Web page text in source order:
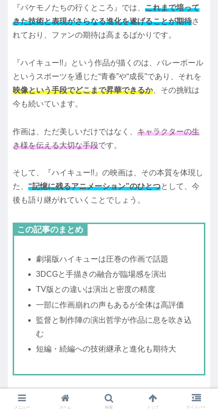
『バケモノたちの行くところ』では、 これまで培って
きた技術と表現がさらなる進化を遂げることが期待さ
れており、ファンの期待は高まるばかりです。
『ハイキュー!!』という作品が描くのは、バレーボール
というスポーツを通じた“青春”や“成長”であり、それを
映像という手段でどこまで昇華できるか、その挑戦は
今も続いています。
作画は、ただ美しいだけではなく、 キャラクターの生
き様を伝える大切な手段です。
そして、『ハイキュー!!』の映画は、その本質を体現し
た、 “記憶に残るアニメーション”のひとつとして、今
後も語り継がれていくことでしょう。
この記事のまとめ
劇場版ハイキューは圧巻の作画で話題
3DCGと手描きの融合が臨場感を演出
TV版との違いは演出と密度の精度
一部に作画崩れの声もあるが全体は高評価
監督と制作陣の演出哲学が作品に息を吹き込
む
短編・続編への技術継承と進化も期待大
メニュー ホーム 検索 トップ サイドバー